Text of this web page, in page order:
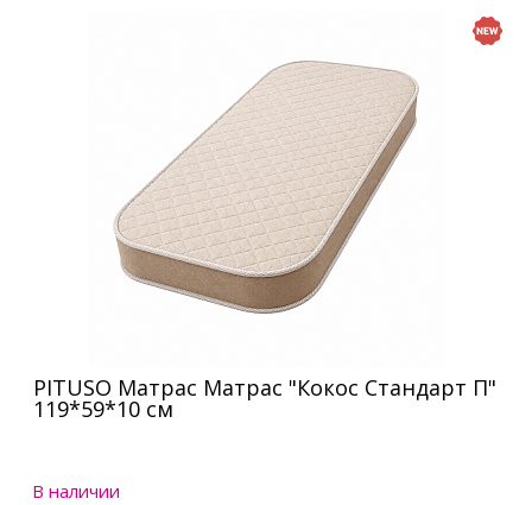
PITUSO Матрас Матрас "Кокос Стандарт П"
119*59*10 см
В наличии